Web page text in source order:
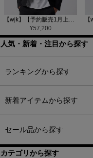
【wjk】【予約販売1月上旬～中旬入荷】function knit jacket(jacquard check) ニットジャケット(207 mw08j)
¥57,200
人気・新着・注目から探す
ランキングから探す
新着アイテムから探す
セール品から探す
カテゴリから探す